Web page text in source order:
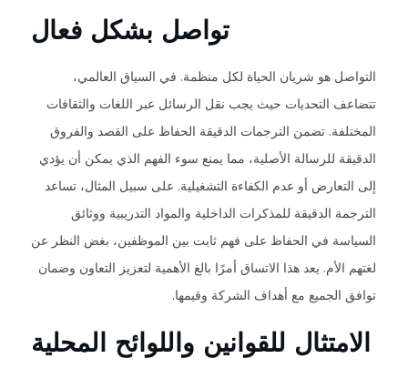
تواصل بشكل فعال
التواصل هو شريان الحياة لكل منظمة. في السياق العالمي،
تتضاعف التحديات حيث يجب نقل الرسائل عبر اللغات والثقافات
المختلفة. تضمن الترجمات الدقيقة الحفاظ على القصد والفروق
الدقيقة للرسالة الأصلية، مما يمنع سوء الفهم الذي يمكن أن يؤدي
إلى التعارض أو عدم الكفاءة التشغيلية. على سبيل المثال، تساعد
الترجمة الدقيقة للمذكرات الداخلية والمواد التدريبية ووثائق
السياسة في الحفاظ على فهم ثابت بين الموظفين، بغض النظر عن
لغتهم الأم. يعد هذا الاتساق أمرًا بالغ الأهمية لتعزيز التعاون وضمان
توافق الجميع مع أهداف الشركة وقيمها.
الامتثال للقوانين واللوائح المحلية